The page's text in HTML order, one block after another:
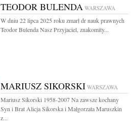
TEODOR BULENDA WARSZAWA
W dniu 22 lipca 2025 roku zmarł dr nauk prawnych
Teodor Bulenda Nasz Przyjaciel, znakomity...
MARIUSZ SIKORSKI WARSZAWA
Mariusz Sikorski 1958-2007 Na zawsze kochany
Syn i Brat Alicja Sikorska i Małgorzata Maruszkin
z...